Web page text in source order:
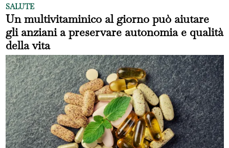
SALUTE
Un multivitaminico al giorno può aiutare
gli anziani a preservare autonomia e qualità
della vita